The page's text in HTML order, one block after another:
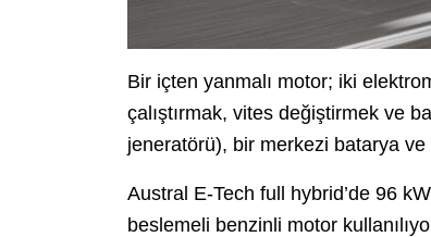
Bir içten yanmalı motor; iki
çalıştırmak, vites değiştirmek ve
jeneratörü), bir merkezi batarya ve
Austral E-Tech full hybrid’de 96
beslemeli benzinli motor